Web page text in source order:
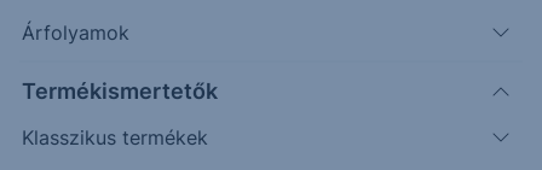
Árfolyamok
Termékismertetők
Klasszikus termékek